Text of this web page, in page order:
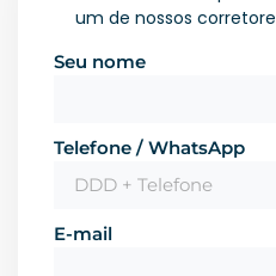
um de nossos
Seu nome
Telefone / WhatsApp
E-mail